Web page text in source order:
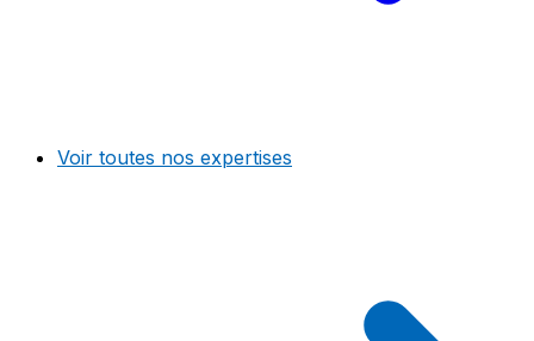
Voir toutes nos expertises